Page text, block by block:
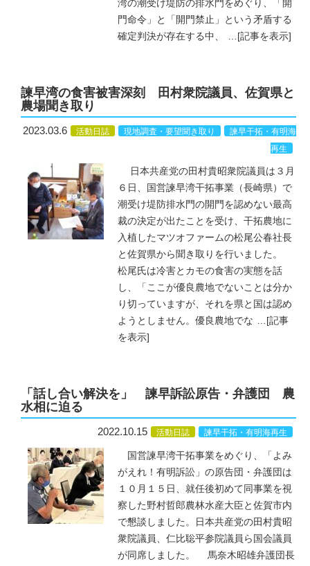
湾の潮受け堤防の排水門をめぐり、「開
門命令」と「開門禁止」という矛盾する
確定判決が存在する中、
… [記事を表示]
諫早湾の食害被害深刻 田村衆院議員、佐賀県と
農場聞き取り
2023.03.6 活動日誌 現地調査・要望聞き取り
諫早干拓・有明海
再生
日本共産党の田村貴昭衆院議員は３月
６日、国営諫早湾干拓事業（長崎県）で
潮受け堤防排水門の開門を認めない最高
裁の決定が出たことを受け、干拓農地に
入植したマツオファームの松尾公春社長
と佐賀県から聞き取りを行いました。
松尾氏は冷害とカモの食害の実態を話
し、「ここが優良農地でないことは分か
り切っていますが、それを県と国は認め
ようとしません。優良農地でな … [記事
を表示]
「話し合い解決を」 諫早訴訟原告・弁護団 農
水相に迫る
2022.10.15 活動日誌 諫早干拓・有明海再生
国営諫早湾干拓事業をめぐり、「よみ
がえれ！有明訴訟」の原告団・弁護団は
１０月１５日、就任後初めて同事業を視
察した野村哲郎農林水産大臣と佐賀市内
で懇談しました。日本共産党の田村貴昭
衆院議員、仁比聡平参院議員ら国会議員
が同席しました。 馬奈木昭雄弁護団長